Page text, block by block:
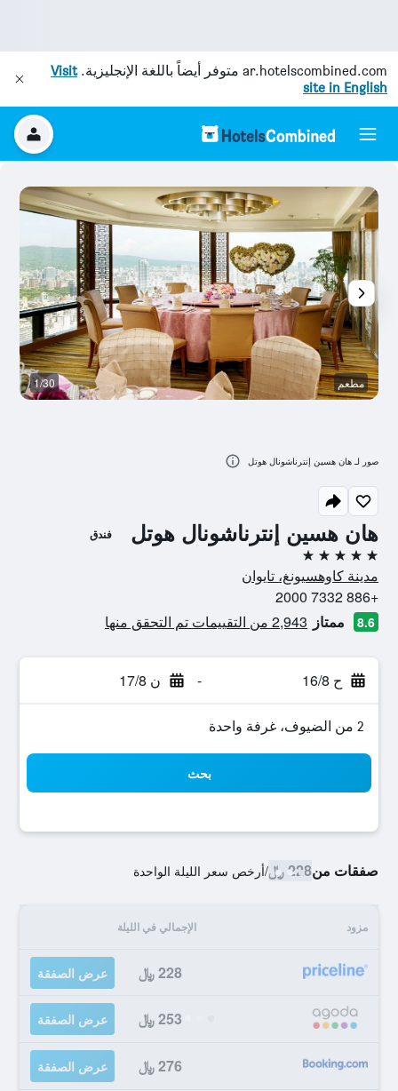
ar.hotelscombined.com متوفر أيضاً باللغة الإنجليزية.Visit
site in English
هان هسين إنترناشونال هوتل فندق
5 نجوم
مدينة كاوهسيونغ، تايوان
+886 7332 2000
8.6 ممتاز 2,943 من التقييمات تم التحقق منها
ح 16/8 - ن 17/8
2 من الضيوف، غرفة واحدة
بحث
صفقات من228 ﷼ /أرخص سعر الليلة الواحدة
مزود الإجمالي في الليلة
228 ﷼ عرض الصفقة
253 ﷼ عرض الصفقة
276 ﷼ عرض الصفقة
مطعم 1/30
صور لـ هان هسين إنترناشونال هوتل